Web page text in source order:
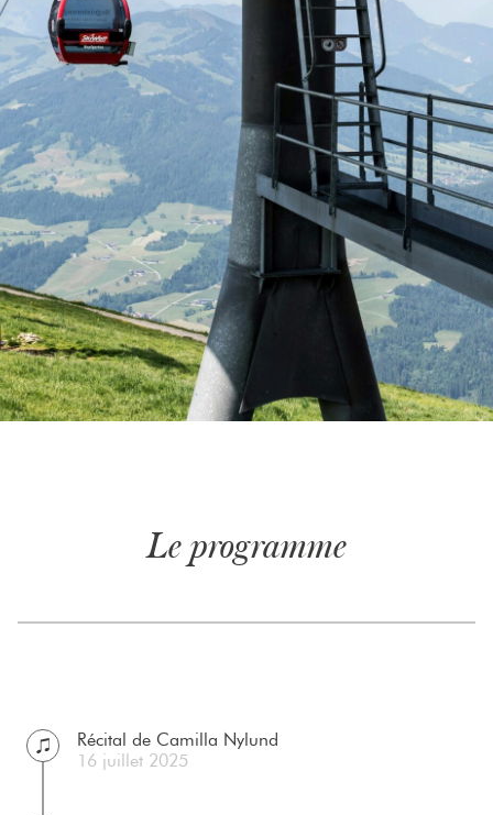
Le programme
Récital de Camilla Nylund
16 juillet 2025